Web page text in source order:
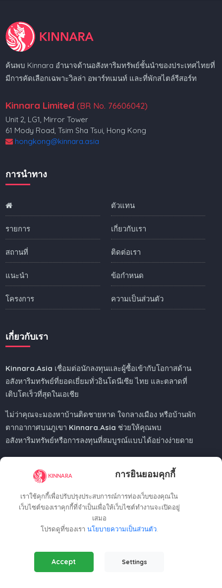
การยินยอมคุกกี้
เราใช้คุกกี้เพื่อปรับปรุงประสบการณ์การท่องเว็บของคุณใน
เว็บไซต์ของเราคุกกี้ที่จำเป็นเพื่อให้เว็บไซต์ทำงานจะเปิดอยู่
เสมอ
โปรดดูที่ของเรา นโยบายความเป็นส่วนตัว.
Essential Cookies(Always Active)
Required for the website to function properly.
Accept Settings
ค้นพบ Kinnara อำนาจด้านอสังหาริมทรัพย์ชั้นนำของประเทศไทยที่
มีการคัดเลือกเฉพาะวิลล่า อพาร์ทเมนท์ และที่พักสไตล์รีสอร์ท
Kinnara Limited (BR No. 76606042)
Unit 2, LG1, Mirror Tower
61 Mody Road, Tsim Sha Tsui, Hong Kong
hongkong@kinnara.asia
การนำทาง
รายการ
สถานที่
แนะนำ
โครงการ
ตัวแทน
เกี่ยวกับเรา
ติดต่อเรา
ข้อกำหนด
ความเป็นส่วนตัว
เกี่ยวกับเรา
Kinnara.Asia เชื่อมต่อนักลงทุนและผู้ซื้อเข้ากับโอกาสด้าน
อสังหาริมทรัพย์ที่ยอดเยี่ยมทั่วอินโดนีเซีย ไทย และตลาดที่
เติบโตเร็วที่สุดในเอเชีย
ไม่ว่าคุณจะมองหาบ้านติดชายหาด ใจกลางเมือง หรือบ้านพัก
ตากอากาศบนภูเขา Kinnara.Asia ช่วยให้คุณพบ
อสังหาริมทรัพย์หรือการลงทุนที่สมบูรณ์แบบได้อย่างง่ายดาย
Regional Offices
Kinnara Limited - Thailand
58, 9 Lagoon Rd, Choeng Thale
+66809201023
thailand@kinnara.asia